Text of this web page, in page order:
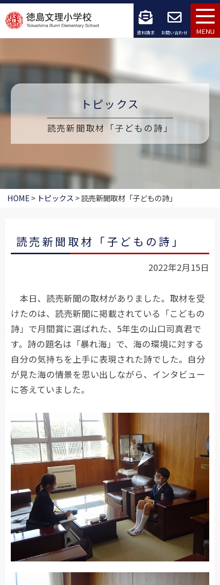
コ
ン
ン
ッ
資料請求 お問い合わせ MENU
トピックス
読売新聞取材「子どもの詩」
HOME> トピックス >読売新聞取材「子どもの詩」
読売新聞取材「子どもの詩」
2022年2月15日
本日、読売新聞の取材がありました。取材を受
けたのは、読売新聞に掲載されている「こどもの
詩」で月間賞に選ばれた、5年生の山口司真君で
す。詩の題名は「暴れ海」で、海の環境に対する
自分の気持ちを上手に表現された詩でした。自分
が見た海の情景を思い出しながら、インタビュー
に答えていました。